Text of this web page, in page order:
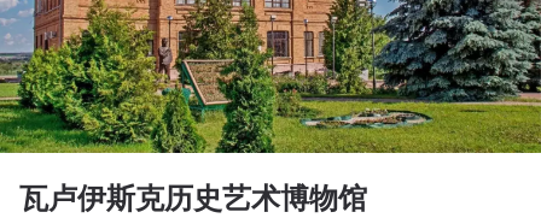
瓦卢伊斯克历史艺术博物馆